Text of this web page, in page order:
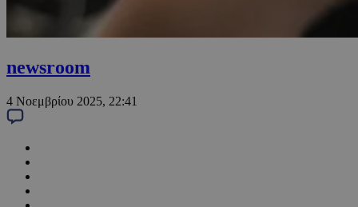
newsroom
4 Νοεμβρίου 2025, 22:41